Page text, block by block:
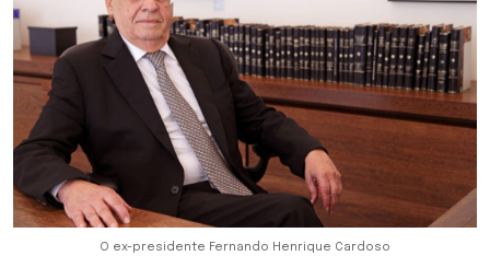
O ex-presidente Fernando Henrique Cardoso